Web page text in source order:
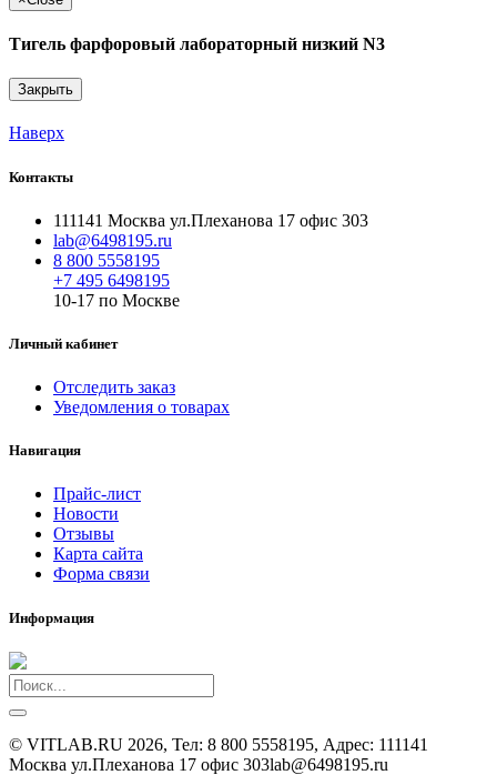
Тигель фарфоровый лабораторный низкий N3
Закрыть
Наверх
Контакты
111141 Москва ул.Плеханова 17 офис 303
lab@6498195.ru
8 800 5558195
+7 495 6498195
10-17 по Москве
Личный кабинет
Отследить заказ
Уведомления о товарах
Навигация
Прайс-лист
Новости
Отзывы
Карта сайта
Форма связи
Информация
© VITLAB.RU 2026, Тел: 8 800 5558195, Адрес: 111141
Москва ул.Плеханова 17 офис 303lab@6498195.ru